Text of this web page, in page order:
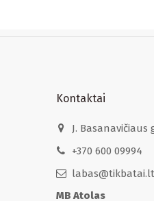
Kontaktai
J. Basanavičiaus
+370 600 09994
labas@tikbatai.lt
MB Atolas